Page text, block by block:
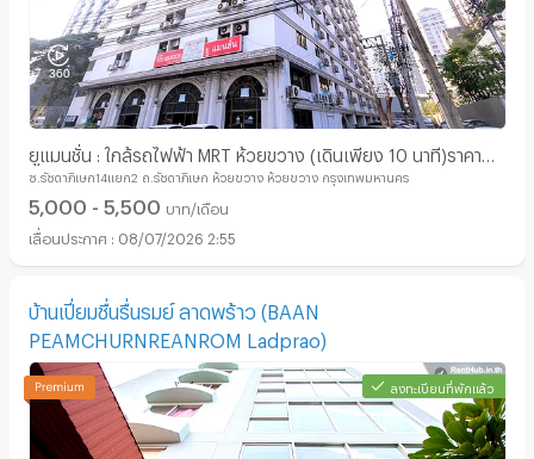
ยูแมนชั่น : ใกล้รถไฟฟ้า MRT ห้วยขวาง (เดินเพียง 10 นาที)ราคา
เริ่มต้นที่ 5,000/เดือน ไม่มีล่วงหน้า!!!
ซ.รัชดาภิเษก14แยก2 ถ.รัชดาภิเษก ห้วยขวาง ห้วยขวาง กรุงเทพมหานคร
5,000 - 5,500 บาท/เดือน
08/07/2026 2:55
บ้านเปี่ยมชื่นรื่นรมย์ ลาดพร้าว (BAAN
PEAMCHURNREANROM ​Ladprao)
ลงทะเบียนที่พักแล้ว